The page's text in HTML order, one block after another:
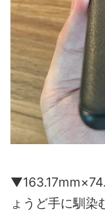
ょうど手に馴染